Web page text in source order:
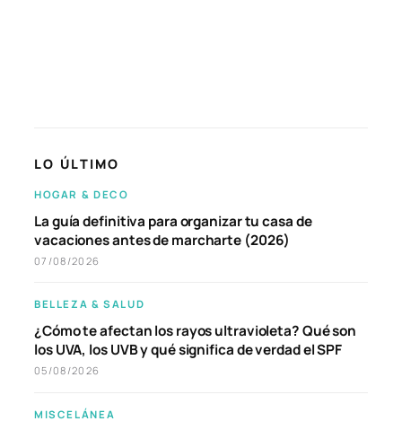
LO ÚLTIMO
HOGAR & DECO
La guía definitiva para organizar tu casa de
vacaciones antes de marcharte (2026)
07/08/2026
BELLEZA & SALUD
¿Cómo te afectan los rayos ultravioleta? Qué son
los UVA, los UVB y qué significa de verdad el SPF
05/08/2026
MISCELÁNEA